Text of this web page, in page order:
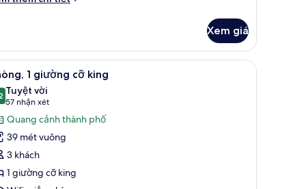
Xem giá
giường | Bộ đồ giường cao cấp, nệm có lớp đệm bông, két bảo mật tại
Bộ đồ giường cao cấp, nệm có lớp đệm
6 1 giường cỡ king
trên 10
Tuyệt vời
57 nhận xét
(57
nhận
xét)
Quang cảnh thành phố
39 mét vuông
3 khách
1 giường cỡ king